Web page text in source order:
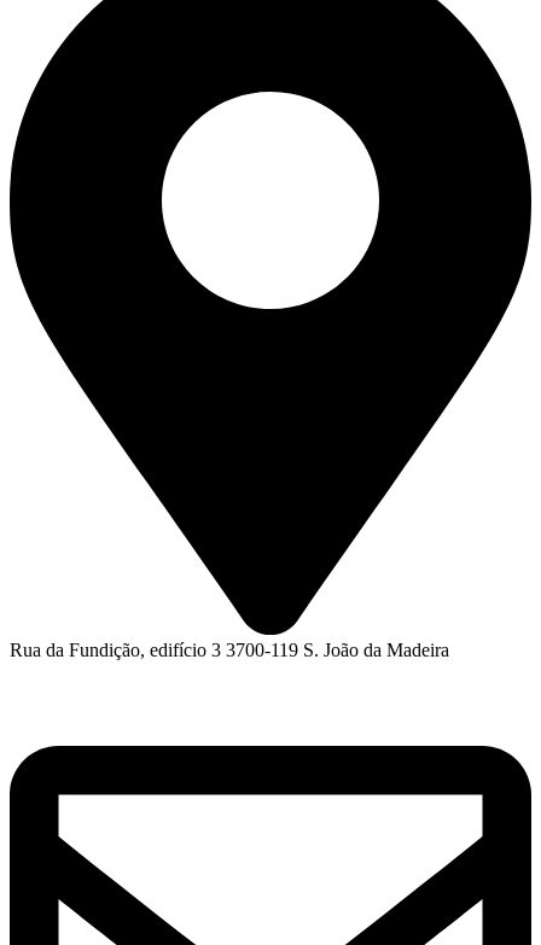
Rua da Fundição, edifício 3 3700-119 S. João da Madeira